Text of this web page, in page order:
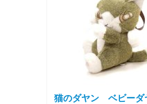
猫のダヤン ベビー